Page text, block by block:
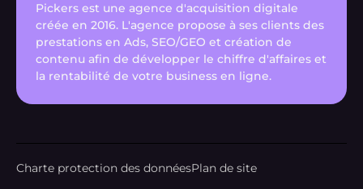
Pickers est une agence d'acquisition digitale
créée en 2016. L'agence propose à ses clients des
prestations en Ads, SEO/GEO et création de
contenu afin de développer le chiffre d'affaires et
la rentabilité de votre business en ligne.
Charte protection des donnéesPlan de site